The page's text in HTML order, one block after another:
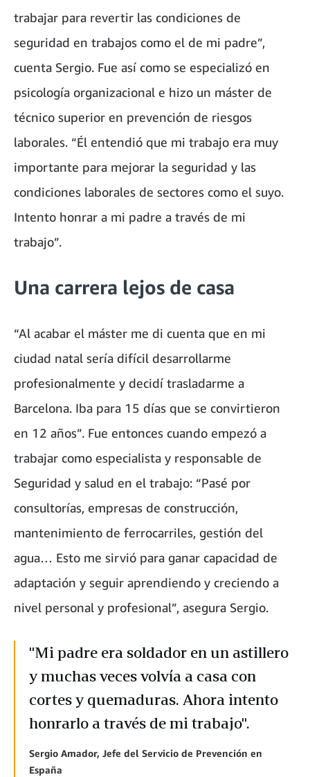
trabajar para revertir las condiciones de
seguridad en trabajos como el de mi padre”,
cuenta Sergio. Fue así como se especializó en
psicología organizacional e hizo un máster de
técnico superior en prevención de riesgos
laborales. “Él entendió que mi trabajo era muy
importante para mejorar la seguridad y las
condiciones laborales de sectores como el suyo.
Intento honrar a mi padre a través de mi
trabajo”.
Una carrera lejos de casa
“Al acabar el máster me di cuenta que en mi
ciudad natal sería difícil desarrollarme
profesionalmente y decidí trasladarme a
Barcelona. Iba para 15 días que se convirtieron
en 12 años”. Fue entonces cuando empezó a
trabajar como especialista y responsable de
Seguridad y salud en el trabajo: “Pasé por
consultorías, empresas de construcción,
mantenimiento de ferrocarriles, gestión del
agua… Esto me sirvió para ganar capacidad de
adaptación y seguir aprendiendo y creciendo a
nivel personal y profesional”, asegura Sergio.
"Mi padre era soldador en un astillero
y muchas veces volvía a casa con
cortes y quemaduras. Ahora intento
honrarlo a través de mi trabajo".
Sergio Amador, Jefe del Servicio de Prevención en
España